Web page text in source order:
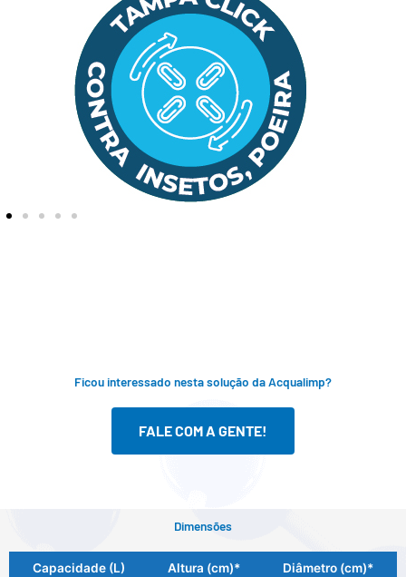
Ficou interessado nesta solução da Acqualimp?
FALE COM A GENTE!
Dimensões
Capacidade (L) Altura (cm)* Diâmetro (cm)*